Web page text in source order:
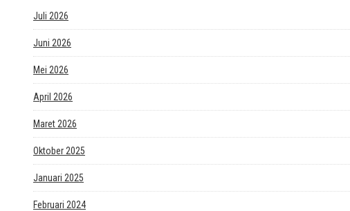
Juli 2026
Juni 2026
Mei 2026
April 2026
Maret 2026
Oktober 2025
Januari 2025
Februari 2024